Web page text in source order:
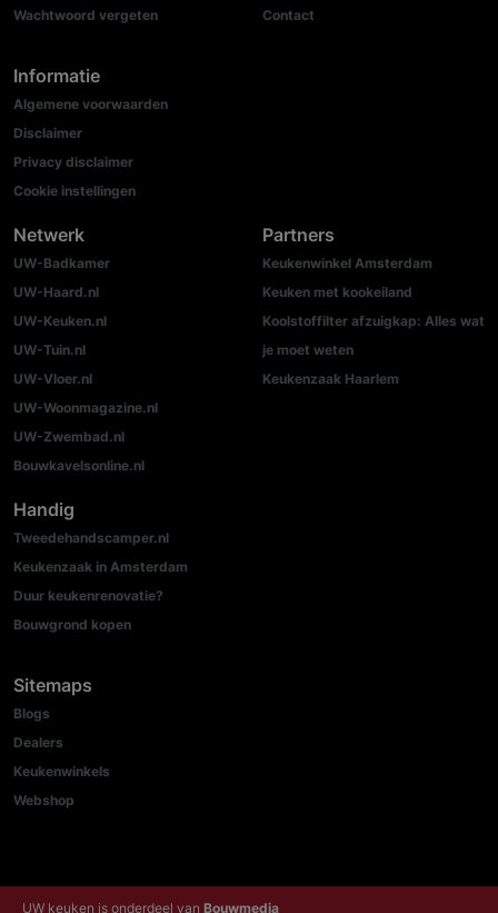
Wachtwoord vergeten
Informatie
Algemene voorwaarden
Disclaimer
Privacy disclaimer
Cookie instellingen
Contact
Netwerk
UW-Badkamer
UW-Haard.nl
UW-Keuken.nl
UW-Tuin.nl
UW-Vloer.nl
UW-Woonmagazine.nl
UW-Zwembad.nl
Bouwkavelsonline.nl
Partners
Keukenwinkel Amsterdam
Keuken met kookeiland
Koolstoffilter afzuigkap: Alles wat
je moet weten
Keukenzaak Haarlem
Handig
Tweedehandscamper.nl
Keukenzaak in Amsterdam
Duur keukenrenovatie?
Bouwgrond kopen
Sitemaps
Blogs
Dealers
Keukenwinkels
Webshop
UW keuken is onderdeel van Bouwmedia